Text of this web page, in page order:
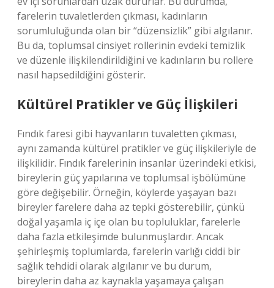
farelerin tuvaletlerden çıkması, kadınların
sorumluluğunda olan bir “düzensizlik” gibi algılanır.
Bu da, toplumsal cinsiyet rollerinin evdeki temizlik
ve düzenle ilişkilendirildiğini ve kadınların bu rollere
nasıl hapsedildiğini gösterir.
Kültürel Pratikler ve Güç İlişkileri
Fındık faresi gibi hayvanların tuvaletten çıkması,
aynı zamanda kültürel pratikler ve güç ilişkileriyle de
ilişkilidir. Fındık farelerinin insanlar üzerindeki etkisi,
bireylerin güç yapılarına ve toplumsal işbölümüne
göre değişebilir. Örneğin, köylerde yaşayan bazı
bireyler farelere daha az tepki gösterebilir, çünkü
doğal yaşamla iç içe olan bu topluluklar, farelerle
daha fazla etkileşimde bulunmuşlardır. Ancak
şehirleşmiş toplumlarda, farelerin varlığı ciddi bir
sağlık tehdidi olarak algılanır ve bu durum,
bireylerin daha az kaynakla yaşamaya çalışan